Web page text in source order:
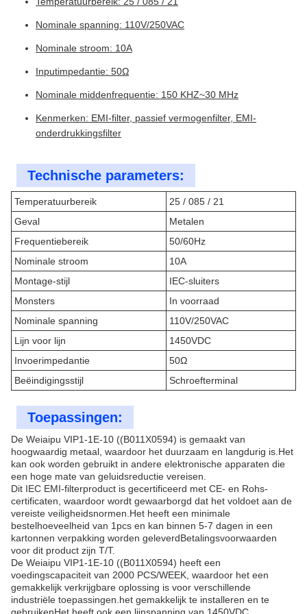
Nominale spanning: 110V/250VAC
Nominale stroom: 10A
Inputimpedantie: 50Ω
Nominale middenfrequentie: 150 KHZ~30 MHz
Kenmerken: EMI-filter, passief vermogenfilter, EMI-
onderdrukkingsfilter
Technische parameters:
Temperatuurbereik
25 / 085 / 21
Geval
Metalen
Frequentiebereik
50/60Hz
Nominale stroom
10A
Montage-stijl
IEC-sluiters
Monsters
In voorraad
Nominale spanning
110V/250VAC
Lijn voor lijn
1450VDC
Invoerimpedantie
50Ω
Beëindigingsstijl
Schroefterminal
Toepassingen:
De Weiaipu VIP1-1E-10 ((B011X0594) is gemaakt van
hoogwaardig metaal, waardoor het duurzaam en langdurig is.Het
kan ook worden gebruikt in andere elektronische apparaten die
een hoge mate van geluidsreductie vereisen.
Dit IEC EMI-filterproduct is gecertificeerd met CE- en Rohs-
certificaten, waardoor wordt gewaarborgd dat het voldoet aan de
vereiste veiligheidsnormen.Het heeft een minimale
bestelhoeveelheid van 1pcs en kan binnen 5-7 dagen in een
kartonnen verpakking worden geleverdBetalingsvoorwaarden
voor dit product zijn T/T.
De Weiaipu VIP1-1E-10 ((B011X0594) heeft een
voedingscapaciteit van 2000 PCS/WEEK, waardoor het een
gemakkelijk verkrijgbare oplossing is voor verschillende
industriële toepassingen.het gemakkelijk te installeren en te